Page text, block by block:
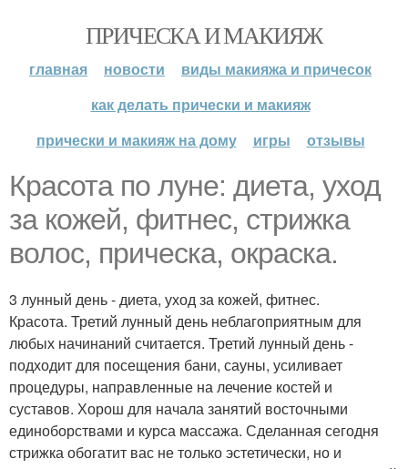
ПРИЧЕСКА И МАКИЯЖ
главная новости
виды макияжа и причесок
как делать прически и макияж
прически и макияж на дому
игры отзывы
Красота по луне: диета, уход
за кожей, фитнес, стрижка
волос, прическа, окраска.
3 лунный день - диета, уход за кожей, фитнес.
Красота. Третий лунный день неблагоприятным для
любых начинаний считается. Третий лунный день -
подходит для посещения бани, сауны, усиливает
процедуры, направленные на лечение костей и
суставов. Хорош для начала занятий восточными
единоборствами и курса массажа. Сделанная сегодня
стрижка обогатит вас не только эстетически, но и